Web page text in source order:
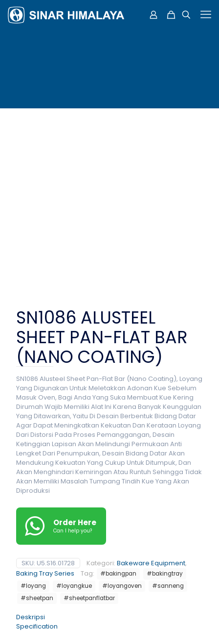
SN1086 ALUSTEEL
SHEET PAN-FLAT BAR
(NANO COATING)
SN1086 Alusteel Sheet Pan-Flat Bar (Nano Coating), Loyang
Yang Digunakan Untuk Meletakkan Adonan Kue Sebelum
Masuk Oven, Bagi Anda Yang Suka Membuat Kue Kering
Dirumah Wajib Memiliki Alat Ini Karena Banyak Keunggulan
Yang Ditawarkan, Yaitu Di Desain Berbentuk Bidang Datar
Agar Dapat Meningkatkan Kekuatan Dan Kerataan Loyang
Dari Distorsi Pada Proses Pemanggangan, Desain
Ketinggian Lapisan Akan Melindungi Permukaan Anti
Lengket Dari Penumpukan, Desain Bidang Datar Akan
Mendukung Kekuatan Yang Cukup Untuk Ditumpuk, Dan
Akan Menghindari Kemiringan Atau Runtuh Sehingga Tidak
Akan Memiliki Masalah Tumpang Tindih Kue Yang Akan
Diproduksi
Order Here
Can I help you?
SKU: U5.S16.01728 Kategori: Bakeware Equipment,
Baking Tray Series
Tag: #bakingpan
#bakingtray
#loyang
#loyangkue #loyangoven
#sanneng
#sheetpan
#sheetpanflatbar
Deskripsi
Specification